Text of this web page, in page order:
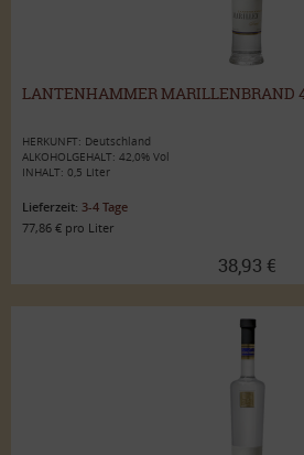
LANTENHAMMER MARILLENBRAND
HERKUNFT: Deutschland
ALKOHOLGEHALT: 42,0% Vol
INHALT: 0,5 Liter
Lieferzeit: 3-4 Tage
77,86 € pro Liter
38,93 €